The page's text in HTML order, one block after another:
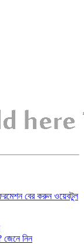
বের করুন ওয়েবটুল
নিন